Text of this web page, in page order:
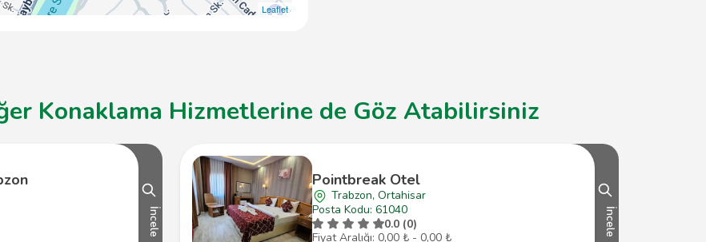
Leaflet
Konaklama Hizmetlerine de Göz Atabilirsiniz
İncele
Pointbreak Otel
Trabzon, Ortahisar
Posta Kodu: 61040
0.0 (0)
Fiyat Aralığı: 0,00 ₺ - 0,00 ₺
İncele